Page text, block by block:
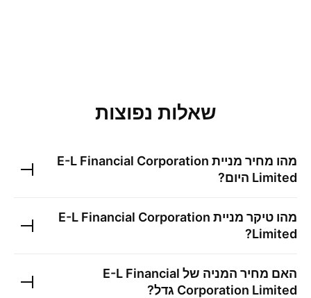
שאלות נפוצות
מהו מחיר מניית E-L Financial Corporation
Limited היום?
מהו טיקר מניית E-L Financial Corporation
Limited
?
האם מחיר המניה של E-L Financial
Corporation Limited גדל?